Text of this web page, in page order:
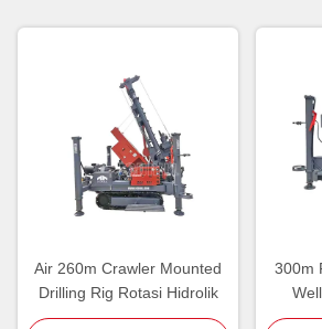
Air 260m Crawler Mounted
Drilling Rig Rotasi Hidrolik
300m